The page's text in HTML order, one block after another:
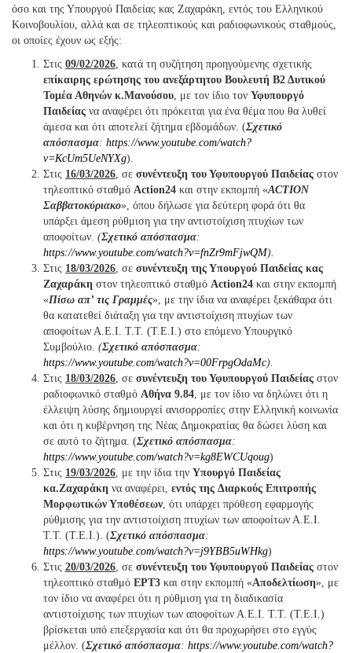
όσο και της Υπουργού Παιδείας κας Ζαχαράκη, εντός του Ελληνικού
Κοινοβουλίου, αλλά και σε τηλεοπτικούς και ραδιοφωνικούς σταθμούς,
οι οποίες έχουν ως εξής:
Στις 09/02/2026, κατά τη συζήτηση προηγούμενης σχετικής
επίκαιρης ερώτησης του ανεξάρτητου Βουλευτή Β2 Δυτικού
Τομέα Αθηνών κ.Μανούσου, με τον ίδιο τον Υφυπουργό
Παιδείας να αναφέρει ότι πρόκειται για ένα θέμα που θα λυθεί
άμεσα και ότι αποτελεί ζήτημα εβδομάδων. (Σχετικό
απόσπασμα: https://www.youtube.com/watch?
v=KcUm5UeNYXg).
Στις 16/03/2026, σε συνέντευξη του Υφυπουργού Παιδείας στον
τηλεοπτικό σταθμό Action24 και στην εκπομπή «ACTION
Σαββατοκύριακο», όπου δήλωσε για δεύτερη φορά ότι θα
υπάρξει άμεση ρύθμιση για την αντιστοίχιση πτυχίων των
αποφοίτων. (Σχετικό απόσπασμα:
https://www.youtube.com/watch?v=fnZr9mFjwQM).
Στις 18/03/2026, σε συνέντευξη της Υπουργού Παιδείας κας
Ζαχαράκη στον τηλεοπτικό σταθμό Action24 και στην εκπομπή
«Πίσω απ’ τις Γραμμές», με την ίδια να αναφέρει ξεκάθαρα ότι
θα κατατεθεί διάταξη για την αντιστοίχιση πτυχίων των
αποφοίτων Α.Ε.Ι. Τ.Τ. (Τ.Ε.Ι.) στο επόμενο Υπουργικό
Συμβούλιο. (Σχετικό απόσπασμα:
https://www.youtube.com/watch?v=00FrpgOdaMc).
Στις 18/03/2026, σε συνέντευξη του Υφυπουργού Παιδείας στον
ραδιοφωνικό σταθμό Αθήνα 9.84, με τον ίδιο να δηλώνει ότι η
έλλειψη λύσης δημιουργεί ανισορροπίες στην Ελληνική κοινωνία
και ότι η κυβέρνηση της Νέας Δημοκρατίας θα δώσει λύση και
σε αυτό το ζήτημα. (Σχετικό απόσπασμα:
https://www.youtube.com/watch?v=kg8EWCUqoug)
Στις 19/03/2026, με την ίδια την Υπουργό Παιδείας
κα.Ζαχαράκη να αναφέρει, εντός της Διαρκούς Επιτροπής
Μορφωτικών Υποθέσεων, ότι υπάρχει πρόθεση εφαρμογής
ρύθμισης για την αντιστοίχιση πτυχίων των αποφοίτων Α.Ε.Ι.
Τ.Τ. (Τ.Ε.Ι.). (Σχετικό απόσπασμα:
https://www.youtube.com/watch?v=j9YBB5uWHkg)
Στις 20/03/2026, σε συνέντευξη του Υφυπουργού Παιδείας στον
τηλεοπτικό σταθμό ΕΡΤ3 και στην εκπομπή «Αποδελτίωση», με
τον ίδιο να αναφέρει ότι η ρύθμιση για τη διαδικασία
αντιστοίχισης των πτυχίων των αποφοίτων Α.Ε.Ι. Τ.Τ. (Τ.Ε.Ι.)
βρίσκεται υπό επεξεργασία και ότι θα προχωρήσει στο εγγύς
μέλλον. (Σχετικό απόσπασμα: https://www.youtube.com/watch?